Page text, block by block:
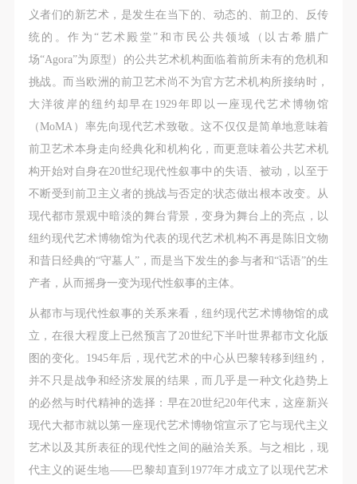
义者们的新艺术，是发生在当下的、动态的、前卫的、反传
统的。作为“艺术殿堂”和市民公共领域（以古希腊广
场“Agora”为原型）的公共艺术机构面临着前所未有的危机和
挑战。而当欧洲的前卫艺术尚不为官方艺术机构所接纳时，
大洋彼岸的纽约却早在1929年即以一座现代艺术博物馆
（MoMA）率先向现代艺术致敬。这不仅仅是简单地意味着
前卫艺术本身走向经典化和机构化，而更意味着公共艺术机
构开始对自身在20世纪现代性叙事中的失语、被动，以至于
不断受到前卫主义者的挑战与否定的状态做出根本改变。从
现代都市景观中暗淡的舞台背景，变身为舞台上的亮点，以
纽约现代艺术博物馆为代表的现代艺术机构不再是陈旧文物
和昔日经典的“守墓人”，而是当下发生的参与者和“话语”的生
产者，从而摇身一变为现代性叙事的主体。
从都市与现代性叙事的关系来看，纽约现代艺术博物馆的成
立，在很大程度上已然预言了20世纪下半叶世界都市文化版
图的变化。1945年后，现代艺术的中心从巴黎转移到纽约，
并不只是战争和经济发展的结果，而几乎是一种文化趋势上
的必然与时代精神的选择：早在20世纪20年代末，这座新兴
现代大都市就以第一座现代艺术博物馆宣示了它与现代主义
艺术以及其所表征的现代性之间的融洽关系。与之相比，现
代主义的诞生地——巴黎却直到1977年才成立了以现代艺术